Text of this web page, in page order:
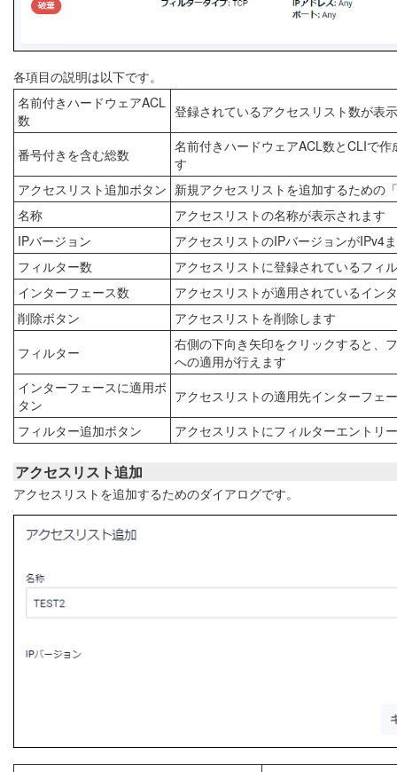
各項目の説明は以下です。
名前付きハードウェアACL
数
登録されているアクセスリスト数が表
番号付きを含む総数
名前付きハードウェアACL数とCLIで
す
アクセスリスト追加ボタン 新規アクセスリストを追加するための
名称
アクセスリストの名称が表示されます
IPバージョン
アクセスリストのIPバージョンがIPv4
フィルター数
アクセスリストに登録されているフィ
インターフェース数
アクセスリストが適用されているイン
削除ボタン
アクセスリストを削除します
フィルター
右側の下向き矢印をクリックすると、
への適用が行えます
インターフェースに適用ボ
タン
アクセスリストの適用先インターフェ
フィルター追加ボタン
アクセスリストにフィルターエントリ
アクセスリスト追加
アクセスリストを追加するためのダイアログです。